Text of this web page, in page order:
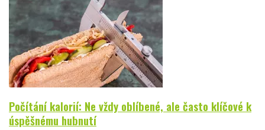
Počítání kalorií: Ne vždy oblíbené, ale často klíčové k
úspěšnému hubnutí